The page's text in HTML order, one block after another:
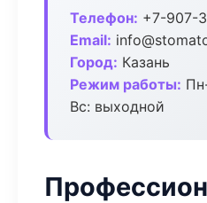
Телефон: +7-907-
Email:
Город: Казань
Режим работы:
Вс: выходной